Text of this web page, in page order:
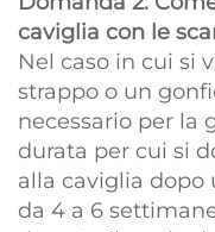
caviglia con le
Nel caso in cui si
strappo o un
necessario per la
durata per cui si
alla caviglia dopo
da 4 a 6